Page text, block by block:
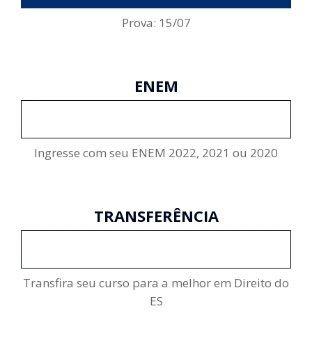
Prova: 15/07
ENEM
Ingresse com seu ENEM 2022, 2021 ou 2020
TRANSFERÊNCIA
Transfira seu curso para a melhor em Direito do
ES